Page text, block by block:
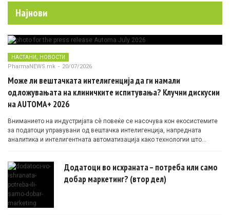
Најнови
НАСТАНИ НОВОСТИ
PharmaNEWS.mk - 20/07/2026
Може ли вештачката интелигенција да ги намали
одложувањата на клиничките испитувања? Клучни дискусии
на AUTOMA+ 2026
Вниманието на индустријата сè повеќе се насочува кон екосистемите
за податоци управувани од вештачка интелигенција, напредната
аналитика и интелигентната автоматизација како технологии што
Додатоци во исхраната – потреба или само
добар маркетинг? (втор дел)